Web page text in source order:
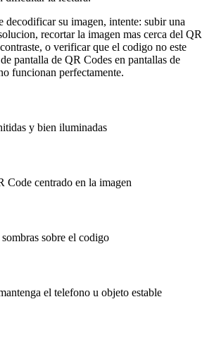
decodificar su imagen, intente: subir una
recortar la imagen mas cerca del QR
o verificar que el codigo no este
pantalla de QR Codes en pantallas de
funcionan perfectamente.
y bien iluminadas
Code centrado en la imagen
sobre el codigo
el telefono u objeto estable